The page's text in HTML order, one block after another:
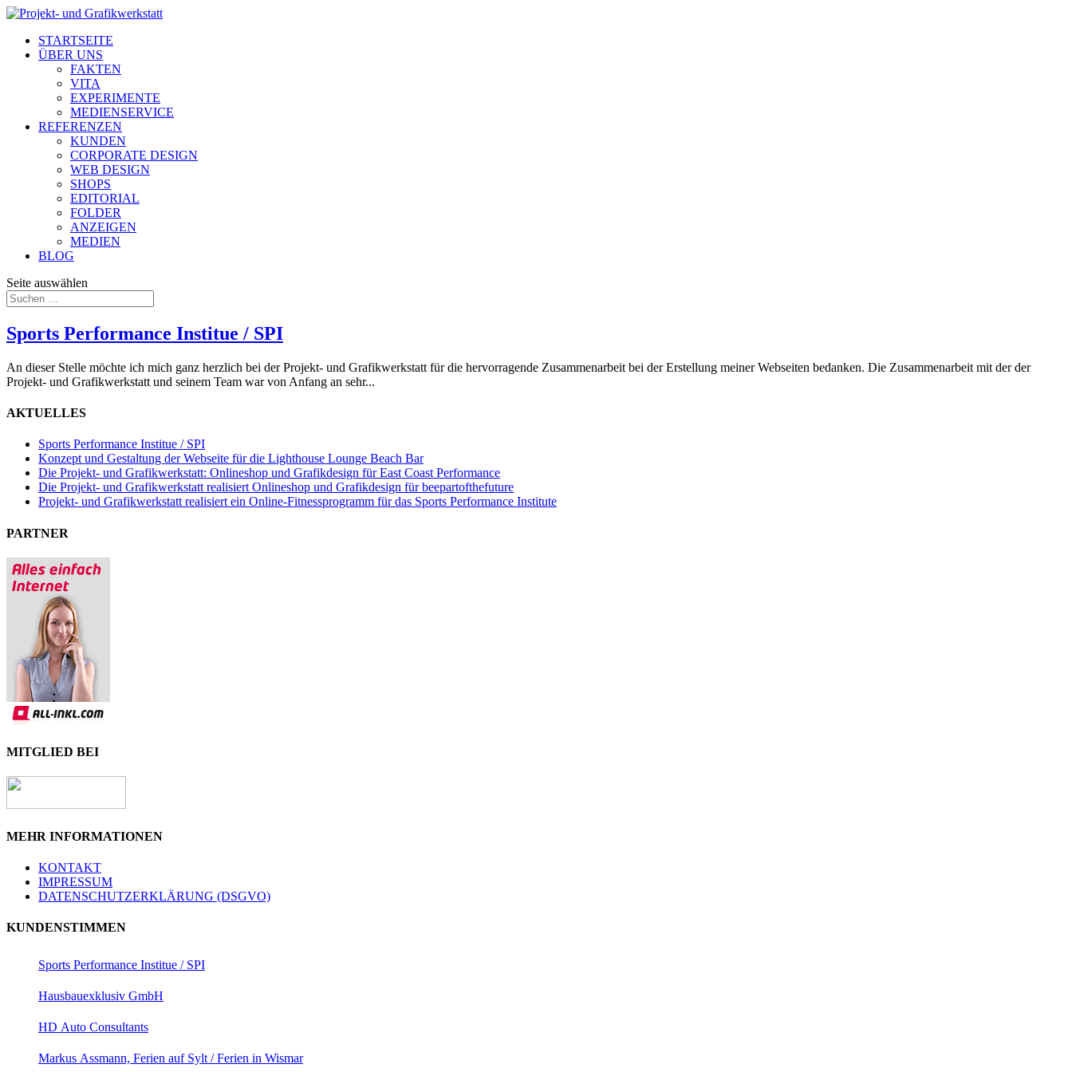
STARTSEITE
ÜBER UNS
FAKTEN
VITA
EXPERIMENTE
MEDIENSERVICE
REFERENZEN
KUNDEN
CORPORATE DESIGN
WEB DESIGN
SHOPS
EDITORIAL
FOLDER
ANZEIGEN
MEDIEN
BLOG
Seite auswählen
Sports Performance Institue / SPI
An dieser Stelle möchte ich mich ganz herzlich bei der Projekt- und Grafikwerkstatt für die hervorragende Zusammenarbeit bei der Erstellung meiner Webseiten bedanken. Die Zusammenarbeit mit der der
Projekt- und Grafikwerkstatt und seinem Team war von Anfang an sehr...
AKTUELLES
Sports Performance Institue / SPI
Konzept und Gestaltung der Webseite für die Lighthouse Lounge Beach Bar
Die Projekt- und Grafikwerkstatt: Onlineshop und Grafikdesign für East Coast Performance
Die Projekt- und Grafikwerkstatt realisiert Onlineshop und Grafikdesign für beepartofthefuture
Projekt- und Grafikwerkstatt realisiert ein Online-Fitnessprogramm für das Sports Performance Institute
PARTNER
MITGLIED BEI
MEHR INFORMATIONEN
KONTAKT
IMPRESSUM
DATENSCHUTZERKLÄRUNG (DSGVO)
KUNDENSTIMMEN
Sports Performance Institue / SPI
Hausbauexklusiv GmbH
HD Auto Consultants
Markus Assmann, Ferien auf Sylt / Ferien in Wismar